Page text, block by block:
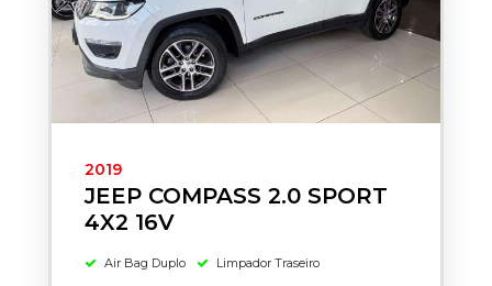
2019
JEEP COMPASS 2.0 SPORT
4X2 16V
Air Bag Duplo Limpador Traseiro